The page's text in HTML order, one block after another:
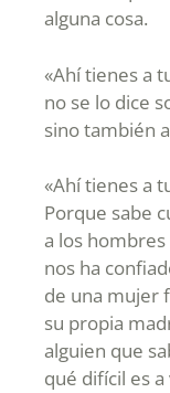
alguna cosa.
«Ahí tienes a
no se lo dice
sino también
«Ahí tienes a
Porque sabe
a los
nos ha
de una mujer
su propia
alguien que
qué difícil es